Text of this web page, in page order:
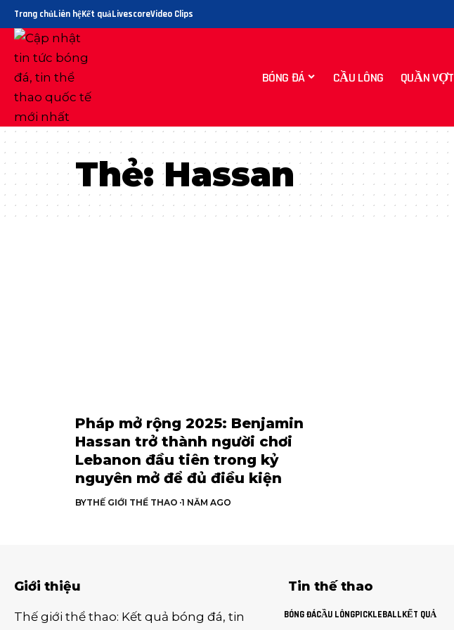
Trang chủLiên hệKết quảLivescoreVideo Clips
BÓNG ĐÁ CẦU LÔNG QUẦN VỢT
Thẻ:Hassan
Pháp mở rộng 2025: Benjamin
Hassan trở thành người chơi
Lebanon đầu tiên trong kỷ
nguyên mở để đủ điều kiện
BYTHẾ GIỚI THỂ THAO 1 NĂM AGO
Giới thiệu
Thế giới thể thao: Kết quả bóng đá, tin
Tin thế thao
BÓNG ĐÁCẦU LÔNGPICKLEBALLKẾT QUẢ